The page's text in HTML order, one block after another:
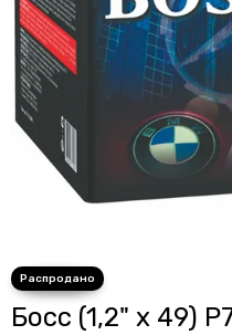
Босс (1,2" х 49)